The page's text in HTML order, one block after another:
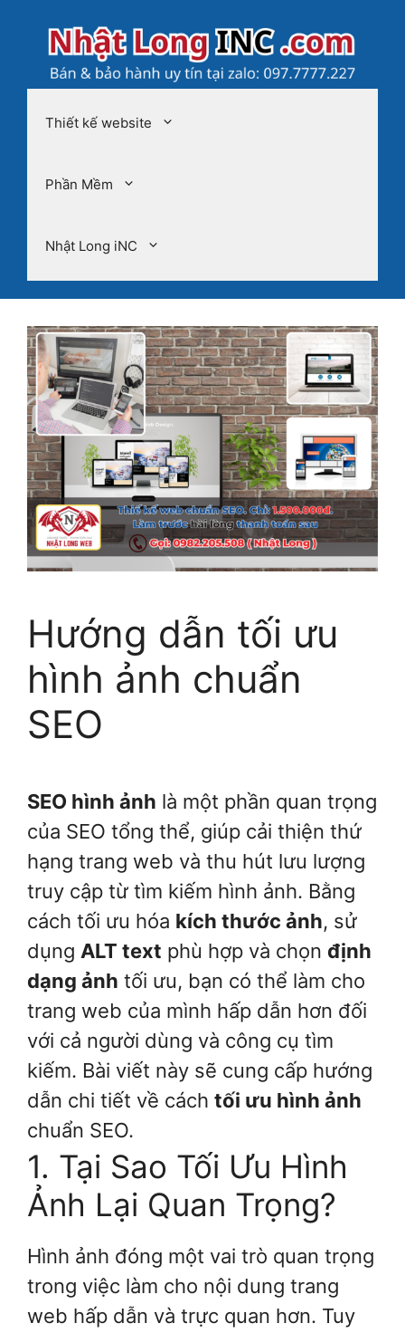
Thiết kế website
Phần Mềm
Nhật Long iNC
Hướng dẫn tối ưu
hình ảnh chuẩn
SEO
SEO hình ảnh là một phần quan trọng
của SEO tổng thể, giúp cải thiện thứ
hạng trang web và thu hút lưu lượng
truy cập từ tìm kiếm hình ảnh. Bằng
cách tối ưu hóa kích thước ảnh, sử
dụng ALT text phù hợp và chọn định
dạng ảnh tối ưu, bạn có thể làm cho
trang web của mình hấp dẫn hơn đối
với cả người dùng và công cụ tìm
kiếm. Bài viết này sẽ cung cấp hướng
dẫn chi tiết về cách tối ưu hình ảnh
chuẩn SEO.
1. Tại Sao Tối Ưu Hình
Ảnh Lại Quan Trọng?
Hình ảnh đóng một vai trò quan trọng
trong việc làm cho nội dung trang
web hấp dẫn và trực quan hơn. Tuy